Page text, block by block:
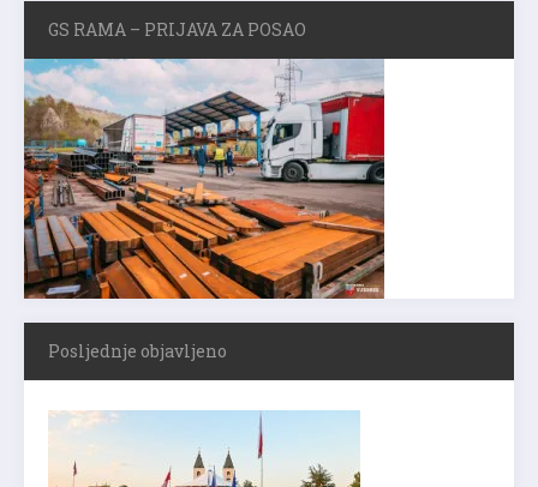
GS RAMA – PRIJAVA ZA POSAO
Posljednje objavljeno